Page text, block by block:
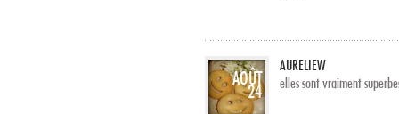
AOÛT
24
AURELIEW
elles sont vraiment